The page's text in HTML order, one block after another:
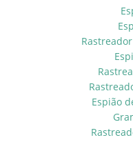
Espião